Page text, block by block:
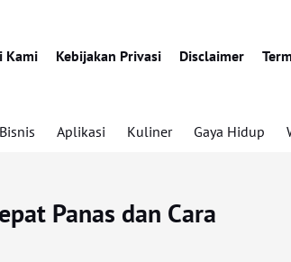
Kami Kebijakan Privasi Disclaimer
Bisnis Aplikasi Kuliner Gaya Hidup
Panas dan Cara